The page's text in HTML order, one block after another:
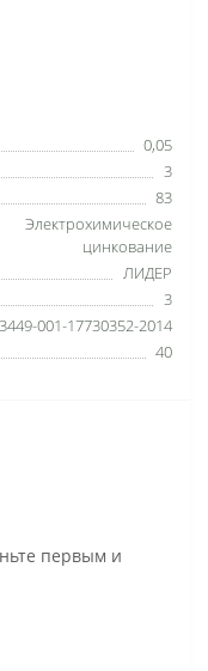
0,05
3
83
Электрохимическое
цинкование
ЛИДЕР
3
001-17730352-2014
40
первым и